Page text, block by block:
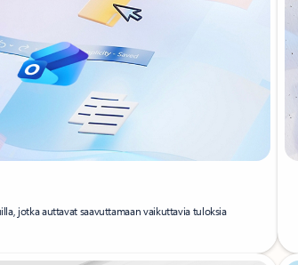
jotka auttavat saavuttamaan vaikuttavia tuloksia